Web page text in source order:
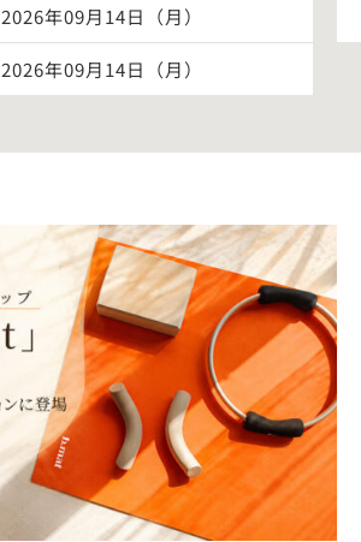
2026年09月14日（月）
2026年09月14日（月）